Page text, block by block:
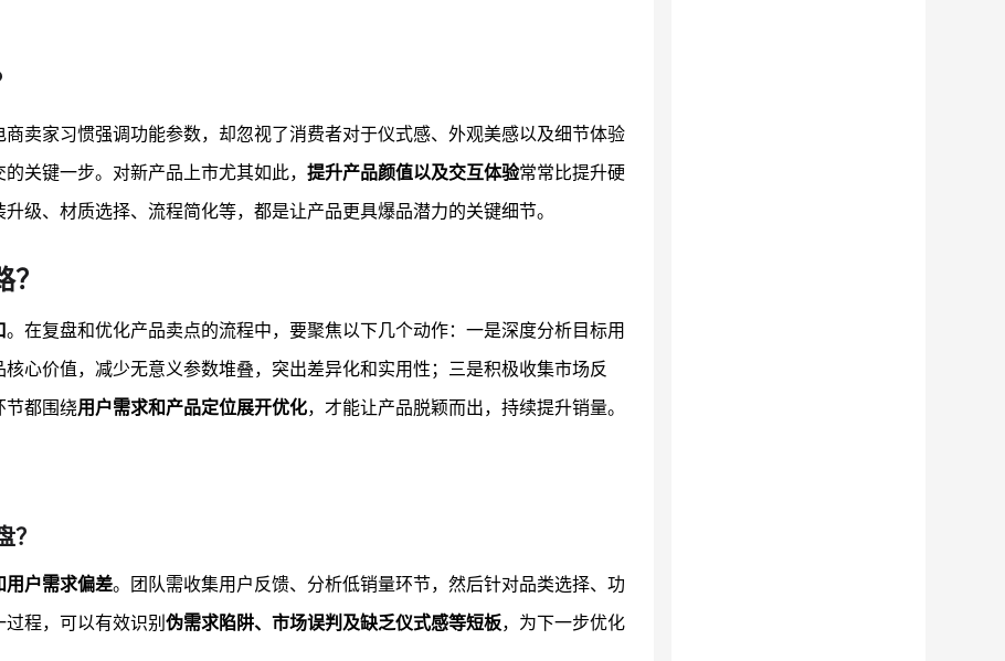
商卖家习惯强调功能参数，却忽视了消费者对于仪式感、外观美感以及细节体验
关键一步。对新产品上市尤其如此， 提升产品颜值以及交互体验常常比提升硬
级、材质选择、流程简化等，都是让产品更具爆品潜力的关键细节。
。在复盘和优化产品卖点的流程中，要聚焦以下几个动作：一是深度分析目标用
心价值，减少无意义参数堆叠，突出差异化和实用性；三是积极收集市场反
节都围绕用户需求和产品定位展开优化，才能让产品脱颖而出，持续提升销量。
？
用户需求偏差。团队需收集用户反馈、分析低销量环节，然后针对品类选择、功
程，可以有效识别伪需求陷阱、市场误判及缺乏仪式感等短板，为下一步优化